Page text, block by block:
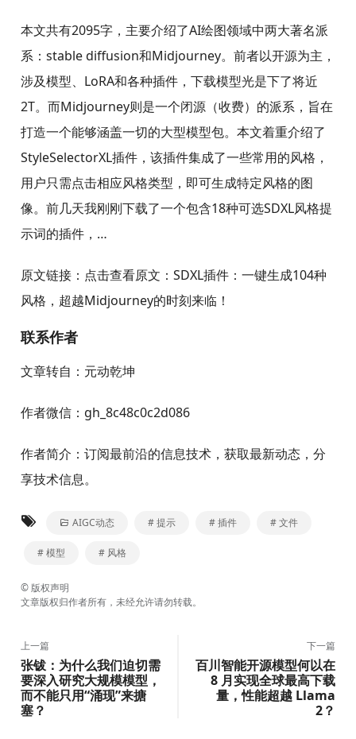
本文共有2095字，主要介绍了AI绘图领域中两大著名派
系：stable diffusion和Midjourney。前者以开源为主，
涉及模型、LoRA和各种插件，下载模型光是下了将近
2T。而Midjourney则是一个闭源（收费）的派系，旨在
打造一个能够涵盖一切的大型模型包。本文着重介绍了
StyleSelectorXL插件，该插件集成了一些常用的风格，
用户只需点击相应风格类型，即可生成特定风格的图
像。前几天我刚刚下载了一个包含18种可选SDXL风格提
示词的插件，…
原文链接：点击查看原文：SDXL插件：一键生成104种
风格，超越Midjourney的时刻来临！
联系作者
文章转自：元动乾坤
作者微信：gh_8c48c0c2d086
作者简介：订阅最前沿的信息技术，获取最新动态，分
享技术信息。
AIGC动态 # 提示 # 插件 # 文件
# 模型 # 风格
© 版权声明
文章版权归作者所有，未经允许请勿转载。
上一篇
张钹：为什么我们迫切需
要深入研究大规模模型，
而不能只用“涌现”来搪
塞？
下一篇
百川智能开源模型何以在
8 月实现全球最高下载
量，性能超越 Llama
2？